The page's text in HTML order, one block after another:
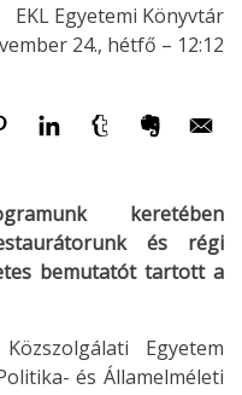
EKL Egyetemi Könyvtár
24., hétfő – 12:12
keretében
és régi
bemutatót tartott a
Egyetem
és Államelméleti